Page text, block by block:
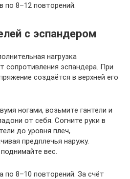
по 8–12 повторений.
с эспандером
нагрузка
сопротивления эспандера. При
создаётся в верхней его
ногами, возьмите гантели и
от себя. Согните руки в
до уровня плеч,
предплечья наружу.
вес.
по 8–10 повторений. За счёт